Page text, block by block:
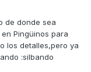
de donde sea
Pingüinos para
los detalles,pero ya
:silbando